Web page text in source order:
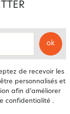
ok
de recevoir les
personnalisés et
afin d’améliorer
confidentialité .